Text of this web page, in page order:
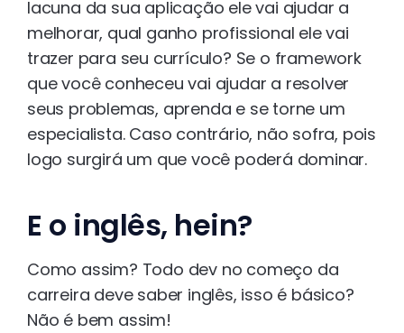
lacuna da sua aplicação ele vai ajudar a
melhorar, qual ganho profissional ele vai
trazer para seu currículo? Se o framework
que você conheceu vai ajudar a resolver
seus problemas, aprenda e se torne um
especialista. Caso contrário, não sofra, pois
logo surgirá um que você poderá dominar.
E o inglês, hein?
Como assim? Todo dev no começo da
carreira deve saber inglês, isso é básico?
Não é bem assim!